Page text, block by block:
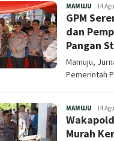
MAMUJURedaksi
14
GPM
dan
Pangan
Mamuju,
Pemerintah
MAMUJURedaksi
14
Murah